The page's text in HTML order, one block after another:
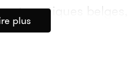
la Grande
plus